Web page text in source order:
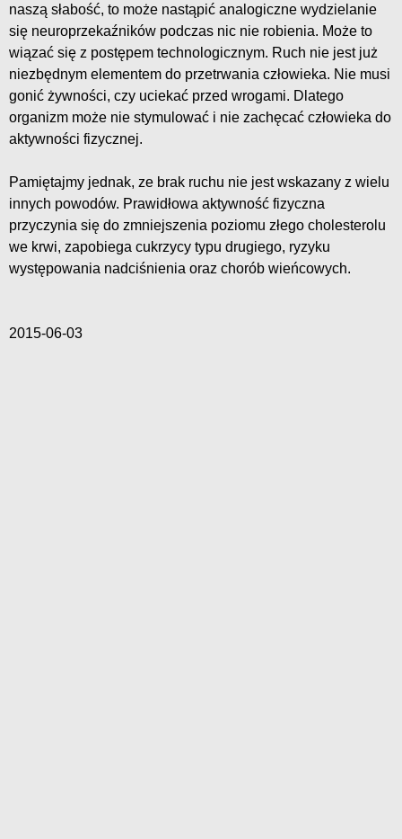
naszą słabość, to może nastąpić analogiczne wydzielanie
się neuroprzekaźników podczas nic nie robienia. Może to
wiązać się z postępem technologicznym. Ruch nie jest już
niezbędnym elementem do przetrwania człowieka. Nie musi
gonić żywności, czy uciekać przed wrogami. Dlatego
organizm może nie stymulować i nie zachęcać człowieka do
aktywności fizycznej.
Pamiętajmy jednak, ze brak ruchu nie jest wskazany z wielu
innych powodów. Prawidłowa aktywność fizyczna
przyczynia się do zmniejszenia poziomu złego cholesterolu
we krwi, zapobiega cukrzycy typu drugiego, ryzyku
występowania nadciśnienia oraz chorób wieńcowych.
2015-06-03